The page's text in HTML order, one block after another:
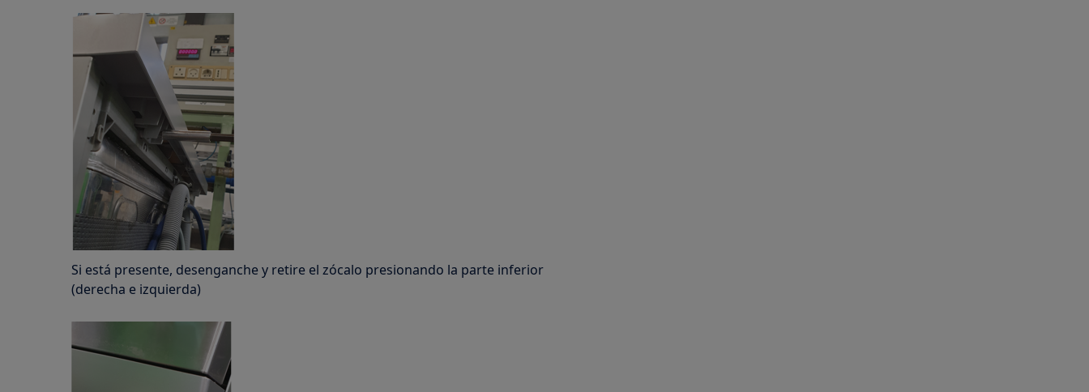
Si está presente, desenganche y retire el zócalo presionando la parte inferior
(derecha e izquierda)